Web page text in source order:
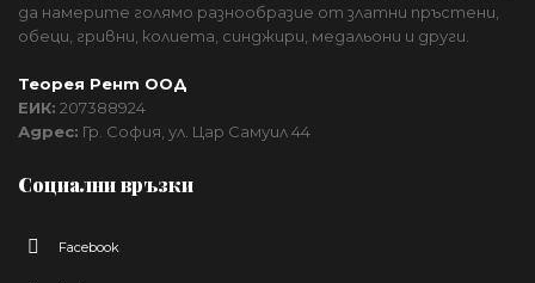
да намерите голямо разнообразие от златни пръстени,
обеци, гривни, колиета, синджири, медальони и други.
Теорея Рент ООД
ЕИК: 207388924
Адрес: Гр. София, ул. Цар Самуил 44
Социални връзки
Facebook